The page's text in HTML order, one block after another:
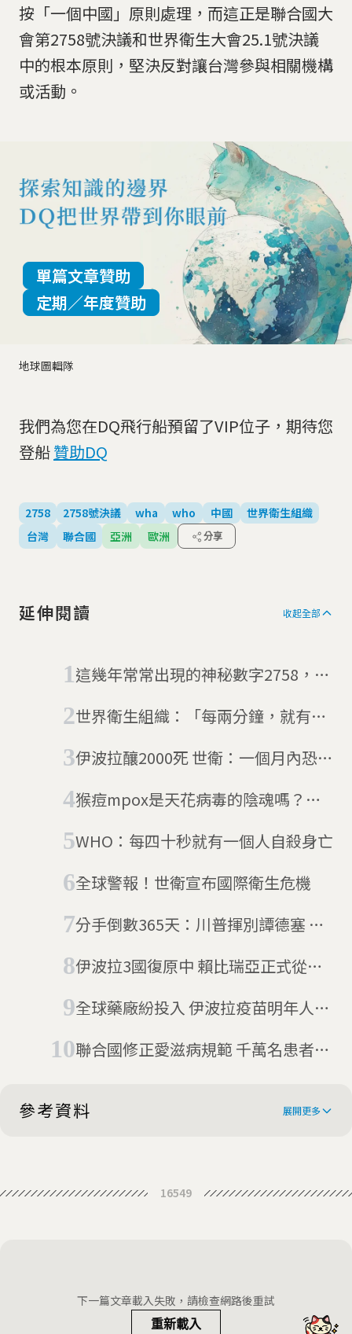
按「一個中國」原則處理，而這正是聯合國大
會第2758號決議和世界衛生大會25.1號決議
中的根本原則，堅決反對讓台灣參與相關機構
或活動。
地球圖輯隊
單篇文章贊助
定期／年度贊助
我們為您在DQ飛行船預留了VIP位子，期待您
登船贊助DQ
2758 2758號決議 wha who 中國
世界衛生組織
台灣
聯合國 亞洲 歐洲 分享
延伸閱讀 收起全部
這幾年常常出現的神秘數字2758，究
的未來？
世界衛生組織：「每兩分鐘，就有一
伊波拉釀2000死 世衛：一個月內恐再
猴痘mpox是天花病毒的陰魂嗎？預
WHO：每四十秒就有一個人自殺身亡
全球警報！世衛宣布國際衛生危機
分手倒數365天：川普揮別譚德塞 美
伊波拉3國復原中 賴比瑞亞正式從疫
全球藥廠紛投入 伊波拉疫苗明年人體
聯合國修正愛滋病規範 千萬名患者受
參考資料 展開更多
持台灣加入WHO，一起挺台灣！
會，呼籲WHO儘速接納台灣參與
友邦支持台灣加入WHO：就算發言時
間只有2分鐘 挺台言論必不可少
16549
下一篇文章載入失敗，請檢查網路後重試
重新載入